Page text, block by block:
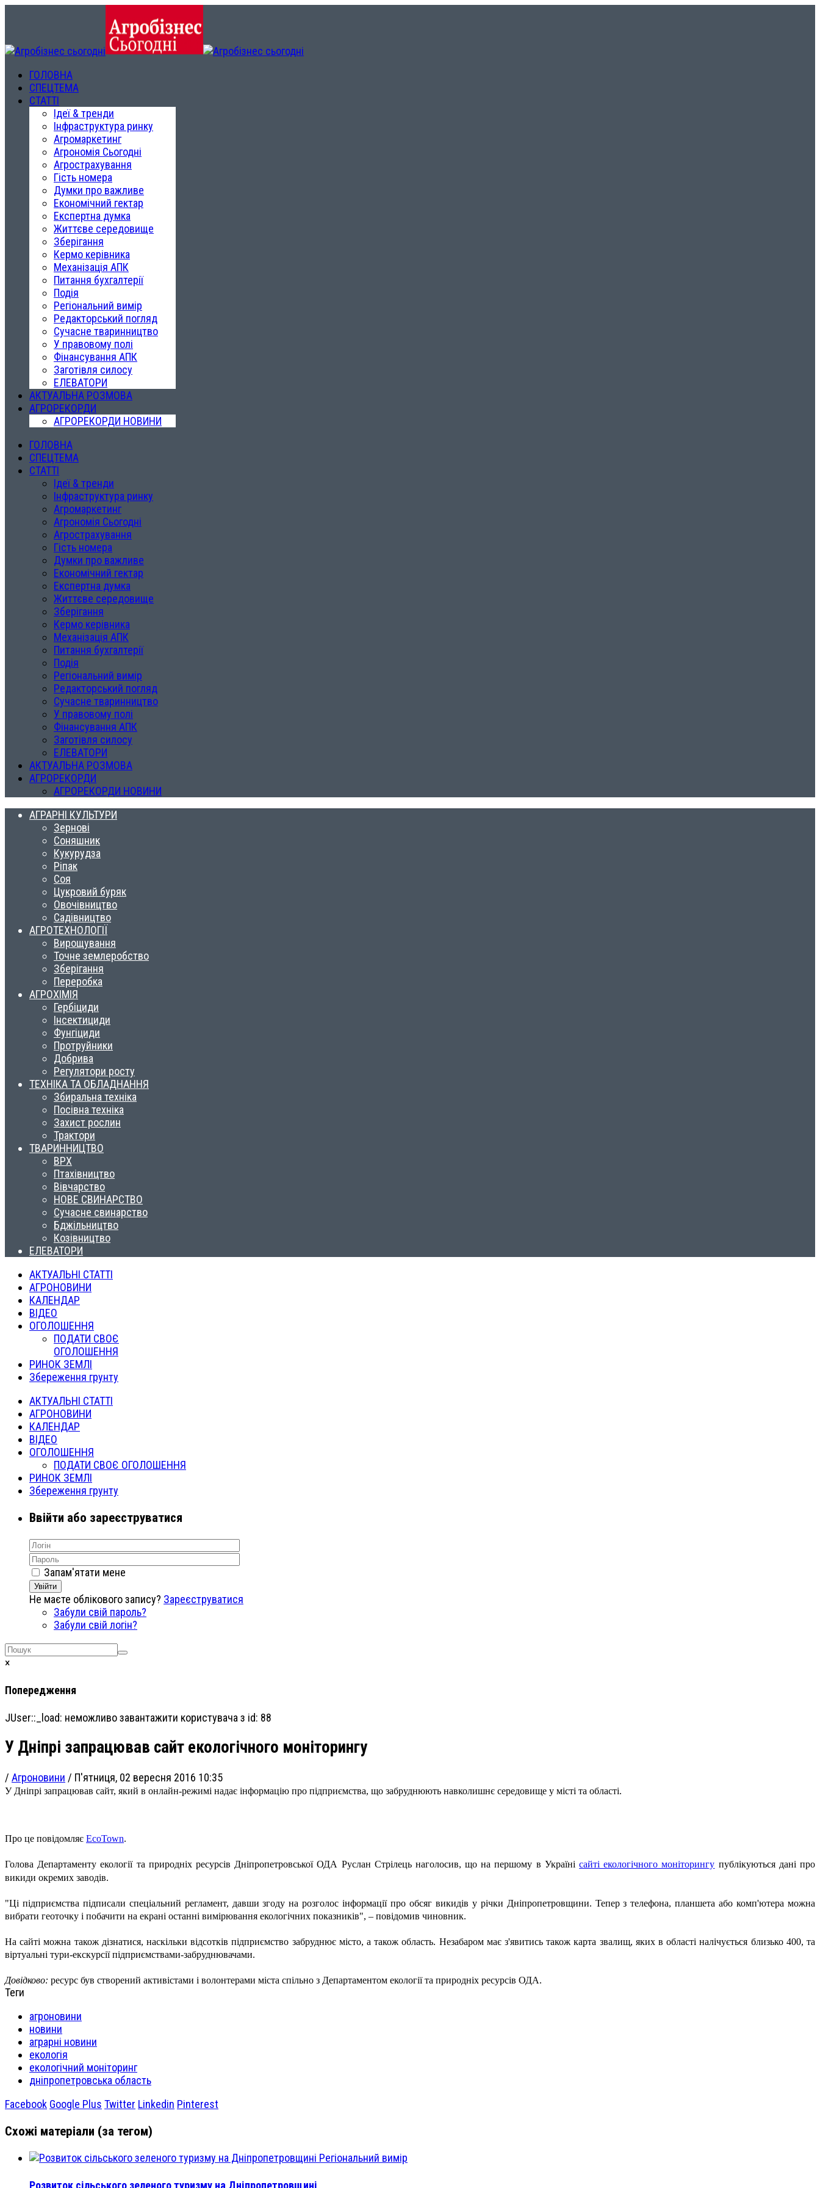
ГОЛОВНА
СПЕЦТЕМА
СТАТТІ
Ідеї & тренди
Інфраструктура ринку
Агромаркетинг
Агрономія Сьогодні
Агрострахування
Гість номера
Думки про важливе
Економічний гектар
Експертна думка
Життєве середовище
Зберігання
Кермо керівника
Механізація АПК
Питання бухгалтерії
Подія
Регіональний вимір
Редакторський погляд
Сучасне тваринництво
У правовому полі
Фінансування АПК
Заготівля силосу
ЕЛЕВАТОРИ
АКТУАЛЬНА РОЗМОВА
АГРОРЕКОРДИ
АГРОРЕКОРДИ НОВИНИ
ГОЛОВНА
СПЕЦТЕМА
СТАТТІ
Ідеї & тренди
Інфраструктура ринку
Агромаркетинг
Агрономія Сьогодні
Агрострахування
Гість номера
Думки про важливе
Економічний гектар
Експертна думка
Життєве середовище
Зберігання
Кермо керівника
Механізація АПК
Питання бухгалтерії
Подія
Регіональний вимір
Редакторський погляд
Сучасне тваринництво
У правовому полі
Фінансування АПК
Заготівля силосу
ЕЛЕВАТОРИ
АКТУАЛЬНА РОЗМОВА
АГРОРЕКОРДИ
АГРОРЕКОРДИ НОВИНИ
АГРАРНІ КУЛЬТУРИ
Зернові
Соняшник
Кукурудза
Ріпак
Соя
Цукровий буряк
Овочівництво
Садівництво
АГРОТЕХНОЛОГІЇ
Вирощування
Точне землеробство
Зберігання
Переробка
АГРОХІМІЯ
Гербіциди
Інсектициди
Фунгіциди
Протруйники
Добрива
Регулятори росту
ТЕХНІКА ТА ОБЛАДНАННЯ
Збиральна техніка
Посівна техніка
Захист рослин
Трактори
ТВАРИННИЦТВО
ВРХ
Птахівництво
Вівчарство
НОВЕ СВИНАРСТВО
Сучасне свинарство
Бджільництво
Козівництво
ЕЛЕВАТОРИ
АКТУАЛЬНІ СТАТТІ
АГРОНОВИНИ
КАЛЕНДАР
ВІДЕО
ОГОЛОШЕННЯ
ПОДАТИ СВОЄ
ОГОЛОШЕННЯ
РИНОК ЗЕМЛІ
Збереження грунту
АКТУАЛЬНІ СТАТТІ
АГРОНОВИНИ
КАЛЕНДАР
ВІДЕО
ОГОЛОШЕННЯ
ПОДАТИ СВОЄ ОГОЛОШЕННЯ
РИНОК ЗЕМЛІ
Збереження грунту
Ввійти або зареєструватися
Запам'ятати мене
Увійти
Не маєте облікового запису? Зареєструватися
Забули свій пароль?
Забули свій логін?
×
Попередження
JUser::_load: неможливо завантажити користувача з id: 88
У Дніпрі запрацював сайт екологічного моніторингу
/ Агроновини / П'ятниця, 02 вересня 2016 10:35
У Дніпрі запрацював сайт, який в онлайн-режимі надає інформацію про підприємства, що забруднюють навколишнє середовище у місті та області.
Про це повідомляє EcoTown.
Голова Департаментуекології та природніх ресурсів Дніпропетровської ОДА Руслан Стрілець наголосив, що на першому в Україні сайті екологічного моніторингу публікуються дані про
викиди окремих заводів.
"Ці підприємства підписали спеціальний регламент, давши згоду на розголос інформації про обсяг викидів у річки Дніпропетровщини. Тепер з телефона, планшета або комп'ютера можна
вибрати геоточку і побачити на екрані останні вимірювання екологічних показників", – повідомив чиновник.
На сайті можна також дізнатися, наскільки відсотків підприємство забруднює місто, а також область. Незабаром має з'явитись також карта звалищ, яких в області налічується близько 400, та
віртуальні тури-екскурсії підприємствами-забруднювачами.
Довідково: ресурс був створений активістами і волонтерами міста спільно з Департаментом екології та природніх ресурсів ОДА.
Теги
агроновини
новини
аграрні новини
екологія
екологічний моніторинг
дніпропетровська область
Facebook Google Plus Twitter Linkedin Pinterest
Схожі матеріали (за тегом)
Регіональний вимір
Розвиток сільського зеленого туризму на Дніпропетровщині